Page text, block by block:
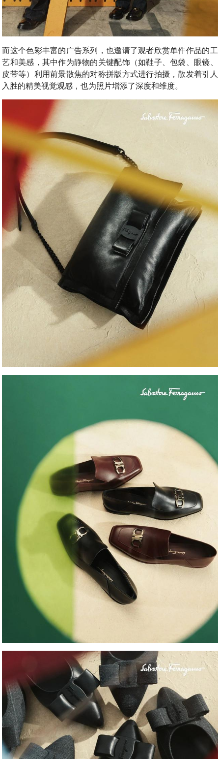
而这个色彩丰富的广告系列，也邀请了观者欣赏单件作品的工
艺和美感，其中作为静物的关键配饰（如鞋子、包袋、眼镜、
皮带等）利用前景散焦的对称拼版方式进行拍摄，散发着引人
入胜的精美视觉观感，也为照片增添了深度和维度。